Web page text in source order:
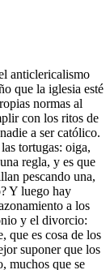
anticlericalismo
que la iglesia esté
normas al
con los ritos de
a ser católico.
tortugas: oiga,
regla, y es que
pescando una,
Y luego hay
a los
y el divorcio:
que es cosa de los
suponer que los
muchos que se